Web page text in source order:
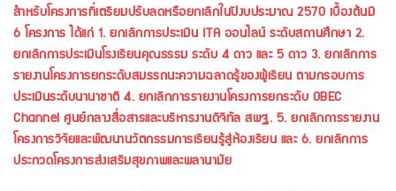
สำหรับโครงการที่เตรียมปรับลดหรือยกเลิกในปีงบประมาณ 2570 เบื้องต้นมี
6 โครงการ ได้แก่ 1. ยกเลิกการประเมิน ITA ออนไลน์ ระดับสถานศึกษา 2.
ยกเลิกการประเมินโรงเรียนคุณธรรม ระดับ 4 ดาว และ 5 ดาว 3. ยกเลิกการ
รายงานโครงการยกระดับสมรรถนะความฉลาดรู้ของผู้เรียน ตามกรอบการ
ประเมินระดับนานาชาติ 4. ยกเลิกการรายงานโครงการยกระดับ OBEC
Channel ศูนย์กลางสื่อสารและบริหารงานดิจิทัล สพฐ. 5. ยกเลิกการรายงาน
โครงการวิจัยและพัฒนานวัตกรรมการเรียนรู้สู่ห้องเรียน และ 6. ยกเลิกการ
ประกวดโครงการส่งเสริมสุขภาพและพลานามัย